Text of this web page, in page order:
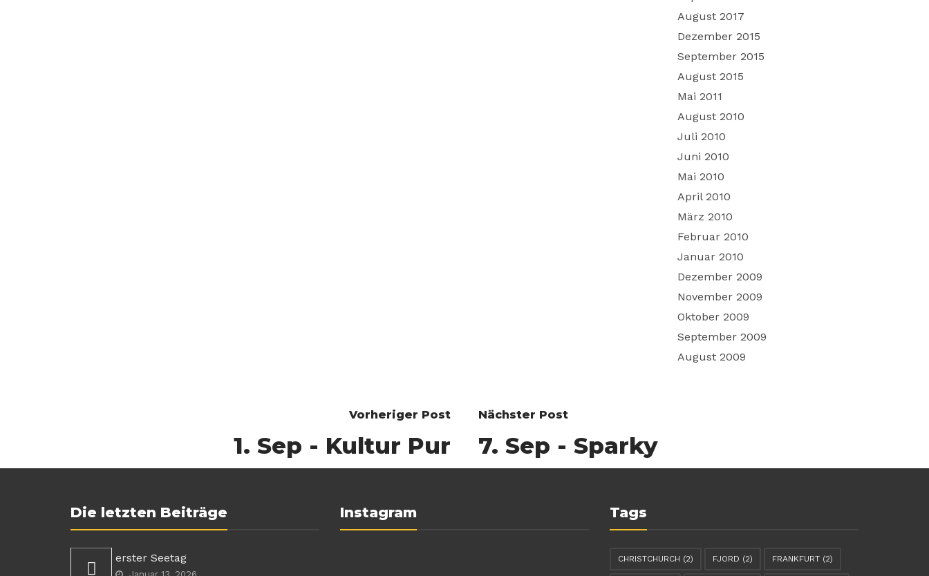
August 2017
Dezember 2015
September 2015
August 2015
Mai 2011
August 2010
Juli 2010
Juni 2010
Mai 2010
April 2010
März 2010
Februar 2010
Januar 2010
Dezember 2009
November 2009
Oktober 2009
September 2009
August 2009
Vorheriger Post
1. Sep - Kultur Pur
Nächster Post
7. Sep - Sparky
Die letzten Beiträge
erster Seetag
Instagram Tags
CHRISTCHURCH (2) FJORD (2) FRANKFURT (2)